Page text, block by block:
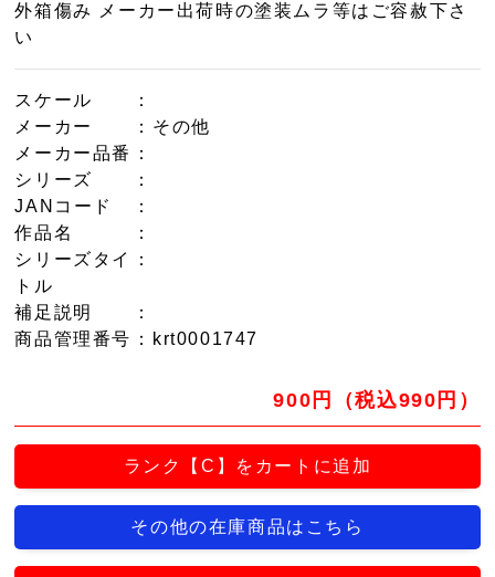
外箱傷み メーカー出荷時の塗装ムラ等はご容赦下さ
い
スケール
：
メーカー
：その他
メーカー品番
：
シリーズ
：
JANコード
：
作品名
：
シリーズタイ
トル
：
補足説明
：
商品管理番号 ：krt0001747
900円（税込990円）
ランク【C】をカートに追加
その他の在庫商品はこちら